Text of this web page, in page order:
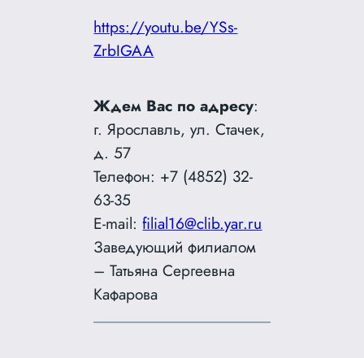
https://youtu.be/YSs-
ZrbIGAA
Ждем Вас по адресу:
г. Ярославль, ул. Стачек,
д. 57
Телефон: +7 (4852) 32-
63-35
E-mail:filial16@clib.yar.ru
Заведующий филиалом
– Татьяна Сергеевна
Кафарова